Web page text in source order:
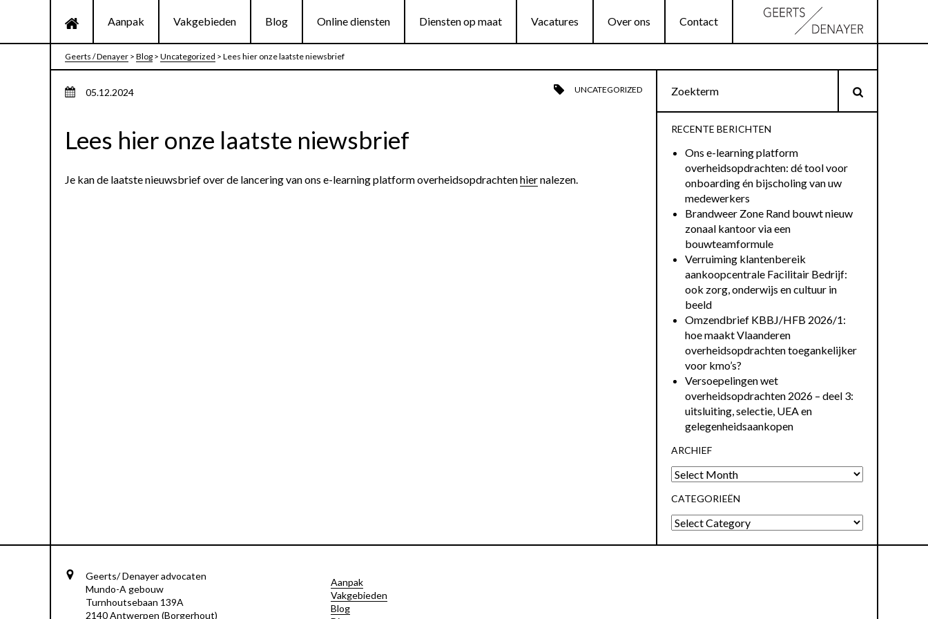
Aanpak Vakgebieden Blog Online diensten Diensten op maat Vacatures Over ons Contact
Geerts / Denayer > Blog > Uncategorized > Lees hier onze laatste niewsbrief
05.12.2024 UNCATEGORIZED
Lees hier onze laatste niewsbrief
Je kan de laatste nieuwsbrief over de lancering van ons e-learning platform overheidsopdrachtenhiernalezen.
RECENTE BERICHTEN
Ons e-learning platform
overheidsopdrachten: dé tool voor
onboarding én bijscholing van uw
medewerkers
Brandweer Zone Rand bouwt nieuw
zonaal kantoor via een
bouwteamformule
Verruiming klantenbereik
aankoopcentrale Facilitair Bedrijf:
ook zorg, onderwijs en cultuur in
beeld
Omzendbrief KBBJ/HFB 2026/1:
hoe maakt Vlaanderen
overheidsopdrachten toegankelijker
voor kmo’s?
Versoepelingen wet
overheidsopdrachten 2026 – deel 3:
uitsluiting, selectie, UEA en
gelegenheidsaankopen
ARCHIEF
CATEGORIEËN
Geerts/ Denayer advocaten
Mundo-A gebouw
Turnhoutsebaan 139A
2140 Antwerpen (Borgerhout)
Aanpak
Vakgebieden
Blog